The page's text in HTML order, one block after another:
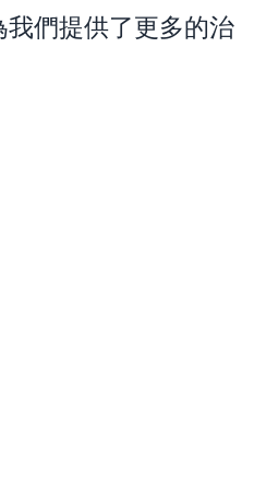
們提供了更多的治